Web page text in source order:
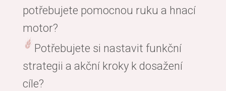
potřebujete pomocnou ruku a hnací
motor?
Potřebujete si nastavit funkční
strategii a akční kroky k dosažení
cíle?